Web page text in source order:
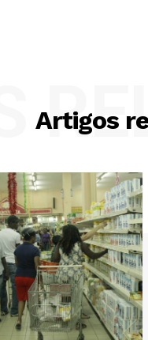
Artigos